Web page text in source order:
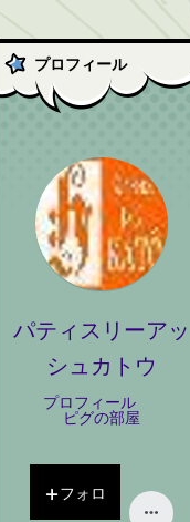
プロフィール
パティスリーアッ
シュカトウ
プロフィール
ピグの部屋
フォロ